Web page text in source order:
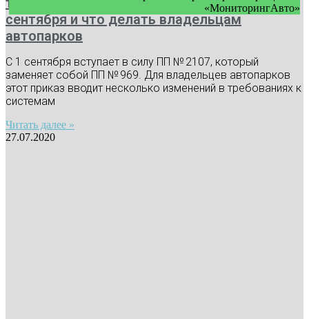
«МониторингАвто»
сентября и что делать владельцам
автопарков
С 1 сентября вступает в силу ПП № 2107, который
заменяет собой ПП № 969. Для владельцев автопарков
этот приказ вводит несколько изменений в требованиях к
системам
Читать далее »
27.07.2020